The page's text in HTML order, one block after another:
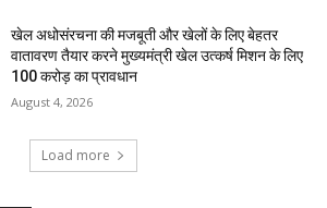
खेल अधोसंरचना की मजबूती और खेलों के लिए बेहतर
वातावरण तैयार करने मुख्यमंत्री खेल उत्कर्ष मिशन के लिए
100 करोड़ का प्रावधान
August 4, 2026
Load more